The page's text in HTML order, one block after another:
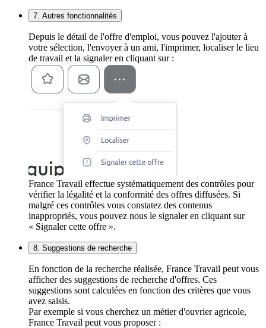
7. Autres fonctionnalités
Depuis le détail de l'offre d'emploi, vous pouvez l'ajouter à
votre sélection, l'envoyer à un ami, l'imprimer, localiser le lieu
de travail et la signaler en cliquant sur :
France Travail effectue systématiquement des contrôles pour
vérifier la légalité et la conformité des offres diffusées. Si
malgré ces contrôles vous constatez des contenus
inappropriés, vous pouvez nous le signaler en cliquant sur
« Signaler cette offre ».
8. Suggestions de recherche
En fonction de la recherche réalisée, France Travail peut vous
afficher des suggestions de recherche d'offres. Ces
suggestions sont calculées en fonction des critères que vous
avez saisis.
Par exemple si vous cherchez un métier d'ouvrier agricole,
France Travail peut vous proposer :